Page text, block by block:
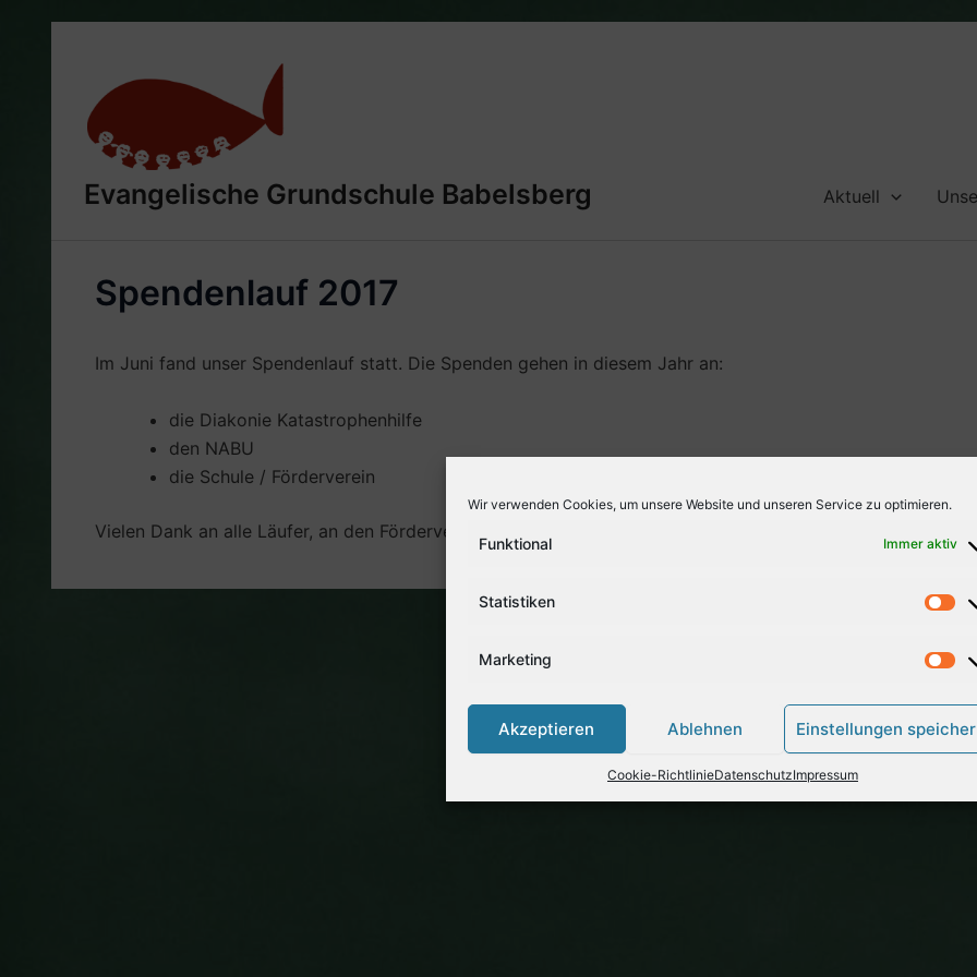
Wir verwenden Cookies, um unsere Website und unseren Service zu optimieren.
Funktional Immer aktiv
Statistiken
Marketing
Akzeptieren Ablehnen Einstellungen
Cookie-RichtlinieDatenschutzImpressum
Evangelische Grundschule Babelsberg Aktuell
Spendenlauf 2017
Im Juni fand unser Spendenlauf statt. Die Spenden gehen in diesem Jahr an:
die Diakonie Katastrophenhilfe
den NABU
die Schule / Förderverein
Vielen Dank an alle Läufer, an den Förderverein für die Getränke und an alle Helfer und „Mutmacher“…